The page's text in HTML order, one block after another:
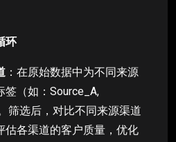
环
：在原始数据中为不同来源
签（如：Source_A,
筛选后，对比不同来源渠道
估各渠道的客户质量，优化